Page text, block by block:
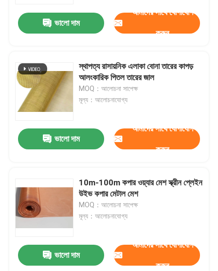
ভালো দাম
আমাদের সাথে যোগাযোগ
করুন
স্থাপত্য রাসায়নিক এলাকা বোনা তারের কাপড়
আলংকারিক পিতল তারের জাল
MOQ：আলোচনা সাপেক্ষ
মূল্য：আলোচনাযোগ্য
ভালো দাম
আমাদের সাথে যোগাযোগ
করুন
10m-100m কপার ওয়্যার মেশ স্ক্রীন প্লেইন
উইভ কপার মেটাল মেশ
MOQ：আলোচনা সাপেক্ষ
মূল্য：আলোচনাযোগ্য
ভালো দাম
আমাদের সাথে যোগাযোগ
করুন